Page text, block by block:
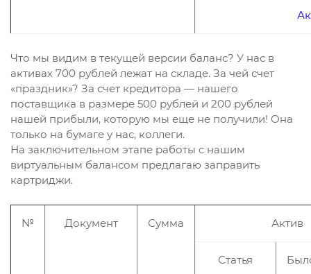
Что мы видим в текущей версии баланс? У нас в
активах 700 рублей лежат на складе. За чей счет
«праздник»? За счет кредитора — нашего
поставщика в размере 500 рублей и 200 рублей
нашей прибыли, которую мы еще не получили! Она
только на бумаге у нас, коллеги.
На заключительном этапе работы с нашим
виртуальным балансом предлагаю заправить
картриджи.
№ Документ Сумма Актив
Статья